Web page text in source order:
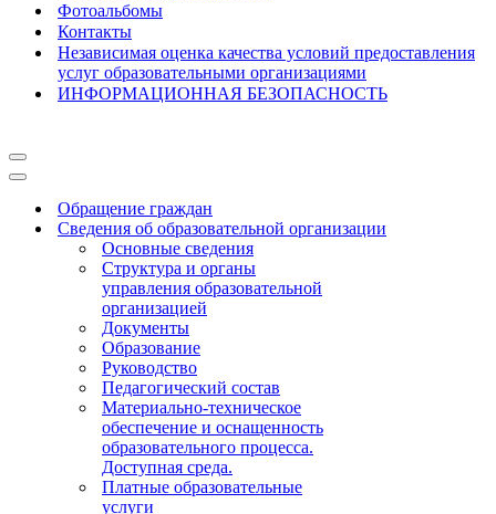
Фотоальбомы
Контакты
Независимая оценка качества условий предоставления
услуг образовательными организациями
ИНФОРМАЦИОННАЯ БЕЗОПАСНОСТЬ
Меню
навигации
Меню
навигацииОбращение граждан
Сведения об образовательной организации
Основные сведения
Структура и органы
управления образовательной
организацией
Документы
Образование
Руководство
Педагогический состав
Материально-техническое
обеспечение и оснащенность
образовательного процесса.
Доступная среда.
Платные образовательные
услуги